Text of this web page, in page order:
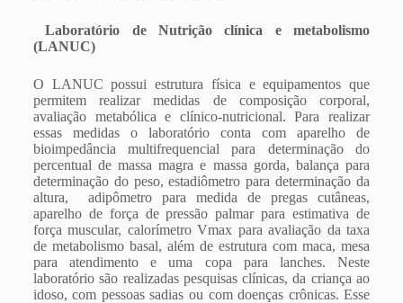
Laboratório de Nutrição clínica e metabolismo
(LANUC)
O LANUC possui estrutura física e equipamentos que
permitem realizar medidas de composição corporal,
avaliação metabólica e clínico-nutricional. Para realizar
essas medidas o laboratório conta com aparelho de
bioimpedância multifrequencial para determinação do
percentual de massa magra e massa gorda, balança para
determinação do peso, estadiômetro para determinação da
altura, adipômetro para medida de pregas cutâneas,
aparelho de força de pressão palmar para estimativa de
força muscular, calorímetro Vmax para avaliação da taxa
de metabolismo basal, além de estrutura com maca, mesa
para atendimento e uma copa para lanches. Neste
laboratório são realizadas pesquisas clínicas, da criança ao
idoso, com pessoas sadias ou com doenças crônicas. Esse